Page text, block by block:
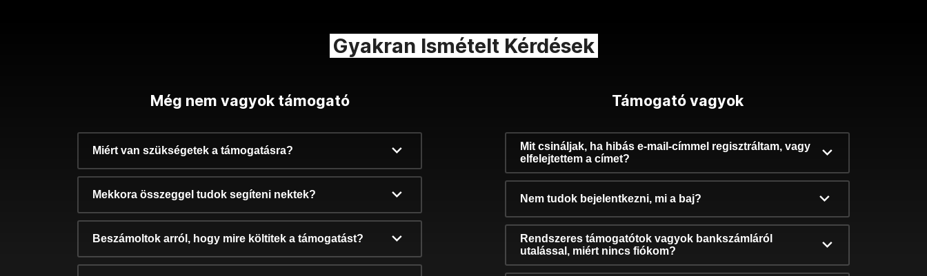
Gyakran Ismételt Kérdések
Még nem vagyok támogató
Miért van szükségetek a támogatásra?
Mekkora összeggel tudok segíteni nektek?
Beszámoltok arról, hogy mire költitek a támogatást?
Támogató vagyok
Mit csináljak, ha hibás e-mail-címmel regisztráltam, vagy
elfelejtettem a címet?
Nem tudok bejelentkezni, mi a baj?
Rendszeres támogatótok vagyok bankszámláról
utalással, miért nincs fiókom?